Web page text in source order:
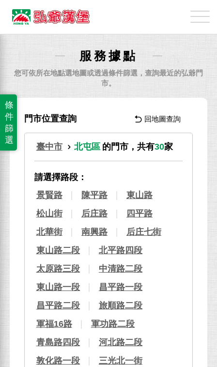
弘
爺
國
業
份
有
限
公
司
服務據點
您可依所在地點選地圖或透過條件篩選，查詢最近的弘爺門
市。
條
件
篩
選
門市位置查詢 回地圖查詢
臺中市 北屯區 的門市，共有30家
請選擇路段：
景賢路
陳平路
東山路
松山街
后庄路
四平路
北華街
南興路
后庄七街
東山路二段
北平路四段
太原路三段
中清路二段
東山路一段
昌平路一段
昌平路二段
旅順路二段
軍福16路
軍功路二段
青島路四段
河北路二段
敦化路一段
三光北一街